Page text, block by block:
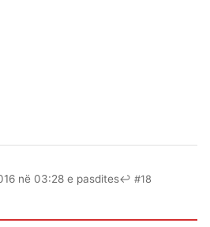
në 03:28 e pasdites↩ #18